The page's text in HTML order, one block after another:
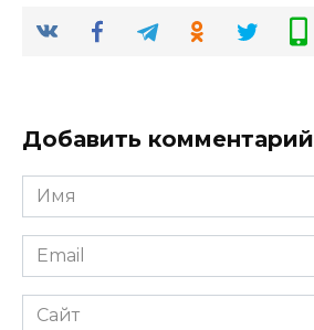
Добавить комментарий
Имя
*
Email
*
Сайт